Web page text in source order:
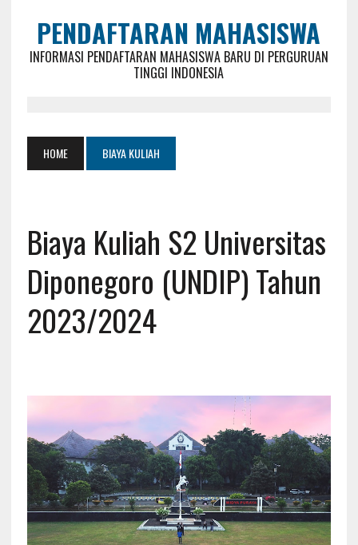
PENDAFTARAN MAHASISWA
INFORMASI PENDAFTARAN MAHASISWA BARU DI PERGURUAN
TINGGI INDONESIA
HOME BIAYA KULIAH
Biaya Kuliah S2 Universitas
Diponegoro (UNDIP) Tahun
2023/2024